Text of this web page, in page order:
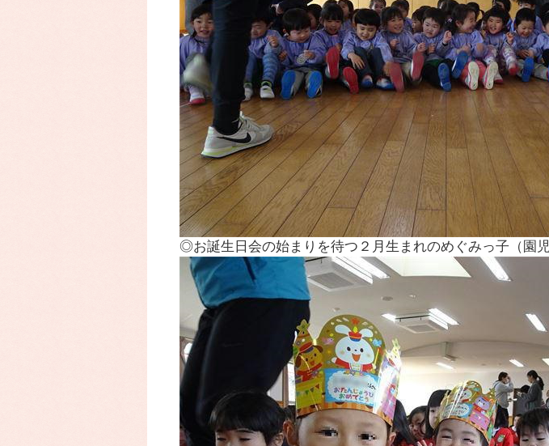
◎お誕生日会の始まりを待つ２月生まれのめぐみっ子（園児